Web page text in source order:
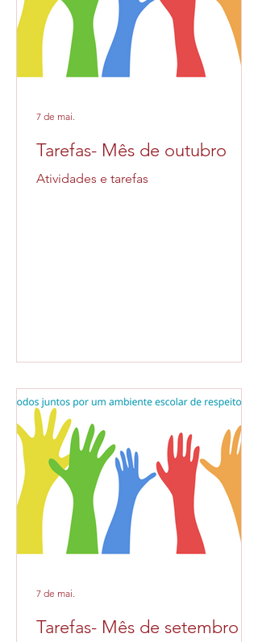
Tarefas- Mês de outubro
Atividades e tarefas
7 de mai.
Tarefas- Mês de setembro
7 de mai.